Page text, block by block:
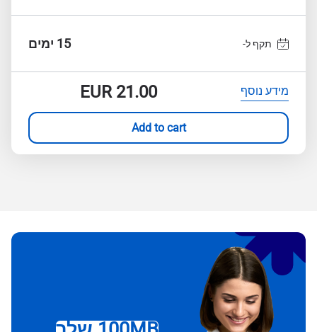
תקף ל- 15 ימים
מידע נוסף EUR21.00
Add to cart